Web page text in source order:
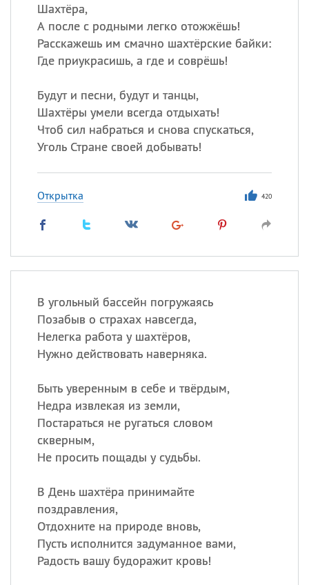
Шахтёра,
А после с родными легко отожжёшь!
Расскажешь им смачно шахтёрские байки:
Где приукрасишь, а где и соврёшь!
Будут и песни, будут и танцы,
Шахтёры умели всегда отдыхать!
Чтоб сил набраться и снова спускаться,
Уголь Стране своей добывать!
Открытка 420
В угольный бассейн погружаясь
Позабыв о страхах навсегда,
Нелегка работа у шахтёров,
Нужно действовать наверняка.
Быть уверенным в себе и твёрдым,
Недра извлекая из земли,
Постараться не ругаться словом
скверным,
Не просить пощады у судьбы.
В День шахтёра принимайте
поздравления,
Отдохните на природе вновь,
Пусть исполнится задуманное вами,
Радость вашу будоражит кровь!
Акакий,Василий
Алена ,Анастасия
Антонина,Еще
Посмотреть значениеи